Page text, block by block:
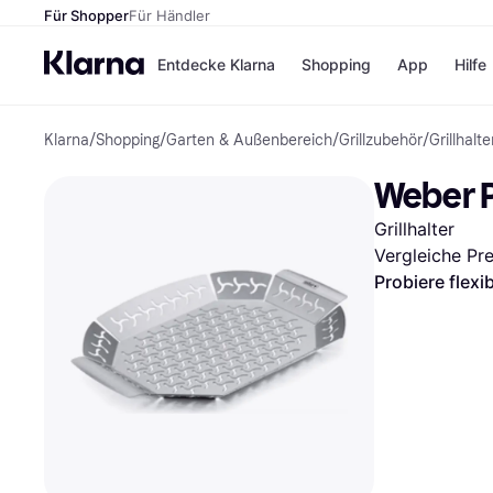
Für ShopperFür Händler
Entdecke Klarna
Zahlungsmethoden
Sofort bezahlen
Bezahle in 3 Teilzahlungen
Bezahle in bis zu 30 Tagen
Ratenzahlung
Shopping
Shops
eBay
Temu
SHEIN
App Hilfe
Klarna/Shopping/Garten & Außenbereich/Grillzubehör/
Weber
Grillhalter
Vergleiche
Probiere